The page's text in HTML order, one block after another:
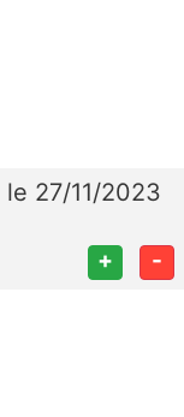
le 27/11/2023
+ -